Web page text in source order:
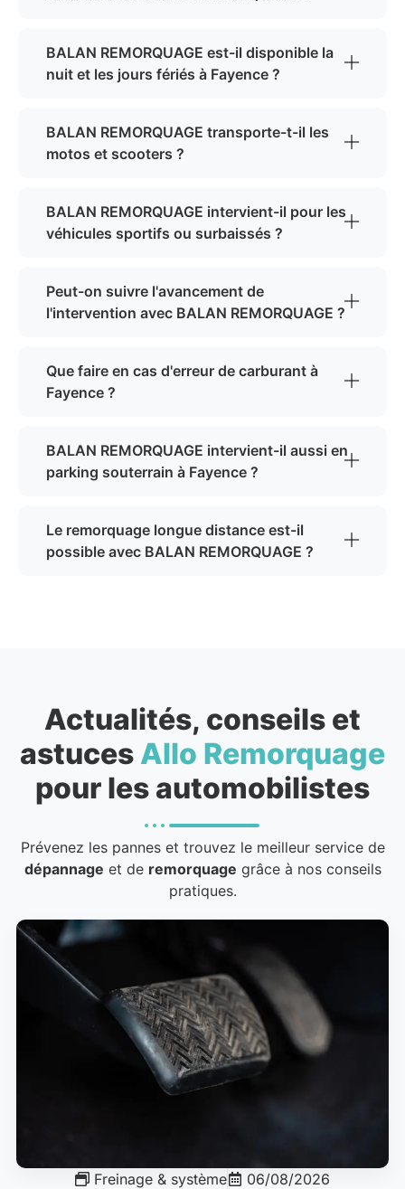
BALAN REMORQUAGE est-il disponible la
nuit et les jours fériés à Fayence ?
BALAN REMORQUAGE transporte-t-il les
motos et scooters ?
BALAN REMORQUAGE intervient-il pour les
véhicules sportifs ou surbaissés ?
Peut-on suivre l'avancement de
l'intervention avec BALAN REMORQUAGE ?
Que faire en cas d'erreur de carburant à
Fayence ?
BALAN REMORQUAGE intervient-il aussi en
parking souterrain à Fayence ?
Le remorquage longue distance est-il
possible avec BALAN REMORQUAGE ?
Actualités, conseils et
astuces Allo Remorquage
pour les automobilistes
Prévenez les pannes et trouvez le meilleur service de
dépannage et de remorquage grâce à nos conseils
pratiques.
Freinage & système 06/08/2026